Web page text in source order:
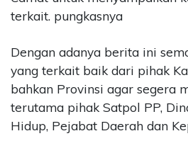
terkait. pungkasnya
Dengan adanya berita ini
yang terkait baik dari pihak
bahkan Provinsi agar segera
terutama pihak Satpol PP,
Hidup, Pejabat Daerah dan